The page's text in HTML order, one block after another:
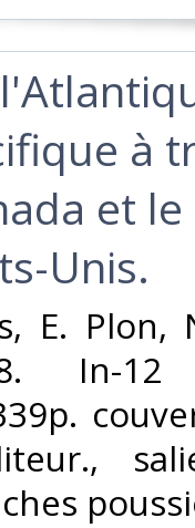
à
et
Unis.‎
E.
In-